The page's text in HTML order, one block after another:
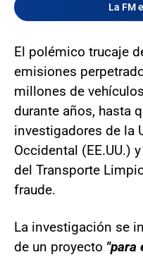
La FM
El polémico trucaje
emisiones
millones de
durante años, hasta
investigadores de la
Occidental (EE.UU.)
del Transporte
fraude.
La investigación se
de un proyecto "para